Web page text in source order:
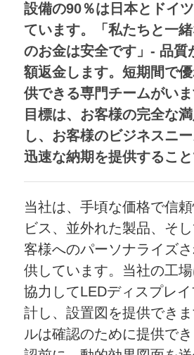
設備の90％は日本とドイ
ています。「私たちと一
のお金は安全です」- 品質
額返金します。短期間で
供できる専門チームがい
目標は、お客様の完全な
し、お客様のビジネスニー
迅速な納期を提供すること
当社は、手頃な価格で信
ビス、並外れた製品、そ
客様へのパーソナライズ
供しています。当社の工
協力してLEDディスプレ
計し、設置図を提供でき
ルは確認のために提供で